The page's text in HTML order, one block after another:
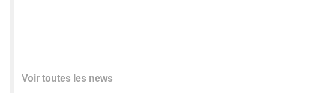
Voir toutes les news